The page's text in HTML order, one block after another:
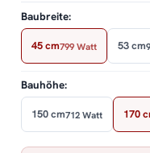
Baubreite:
45 cm799 Watt 53 cm
Bauhöhe:
150 cm712 Watt 170